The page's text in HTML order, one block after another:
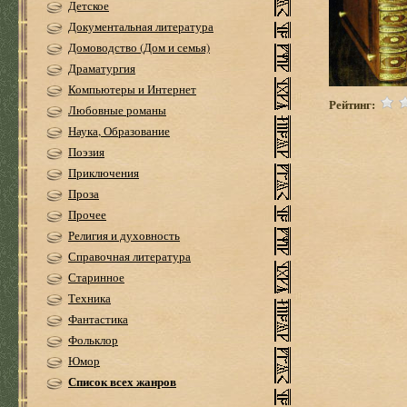
Детское
Документальная литература
Домоводство (Дом и семья)
Драматургия
Компьютеры и Интернет
Любовные романы
Наука, Образование
Поэзия
Приключения
Проза
Прочее
Религия и духовность
Справочная литература
Старинное
Техника
Фантастика
Фольклор
Юмор
Список всех жанров
Рейтинг: